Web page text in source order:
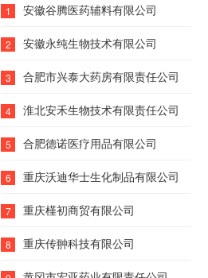
1 安徽谷腾医药辅料有限公司
2 安徽永纯生物技术有限公司
3 合肥市兴泰大药房有限责任公司
4 淮北安禾生物技术有限责任公司
5 合肥德诺医疗用品有限公司
6 重庆沃迪华士生化制品有限公司
7 重庆槿初商贸有限公司
8 重庆传翀科技有限公司